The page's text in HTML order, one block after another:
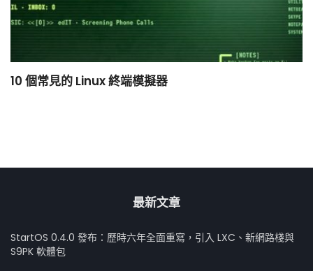
10 個常見的 Linux 終端模擬器
最新文章
StartOS 0.4.0 發布：歷時六年全面重寫，引入 LXC、新網路棧與
S9PK 軟體包